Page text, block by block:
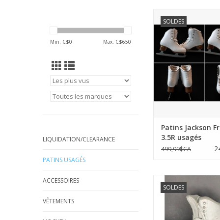
Min: C$0 Max: C$650
LIQUIDATION/CLEARANCE
PATINS USAGÉS
ACCESSOIRES
VÊTEMENTS
SOLDES
usagés
AJOUTER AU
Patins Jackson
3.5R usagés
499,99$CA
SOLDES
avec lames Matrix
AJOUTER AU